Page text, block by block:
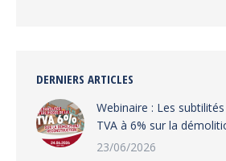
DERNIERS ARTICLES
Webinaire : Les
TVA à 6% sur la
23/06/2026